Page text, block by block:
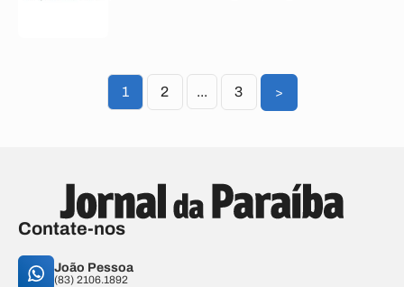
1 2 ... 3 >
Contate-nos
João Pessoa
(83) 2106.1892